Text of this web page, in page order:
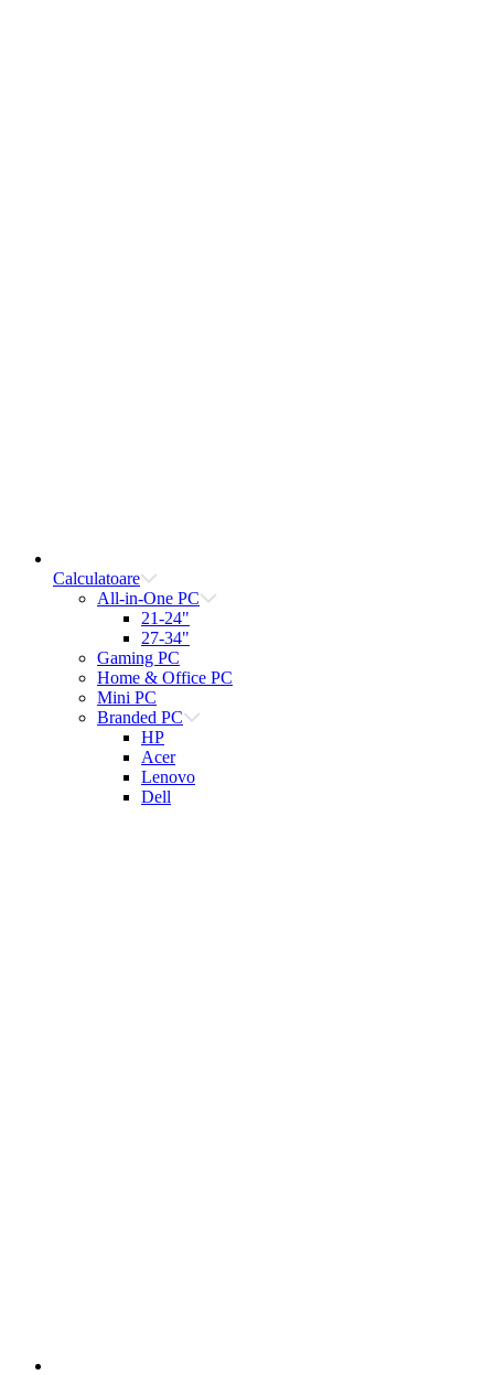
Calculatoare
All-in-One PC
21-24"
27-34"
Gaming PC
Home & Office PC
Mini PC
Branded PC
HP
Acer
Lenovo
Dell